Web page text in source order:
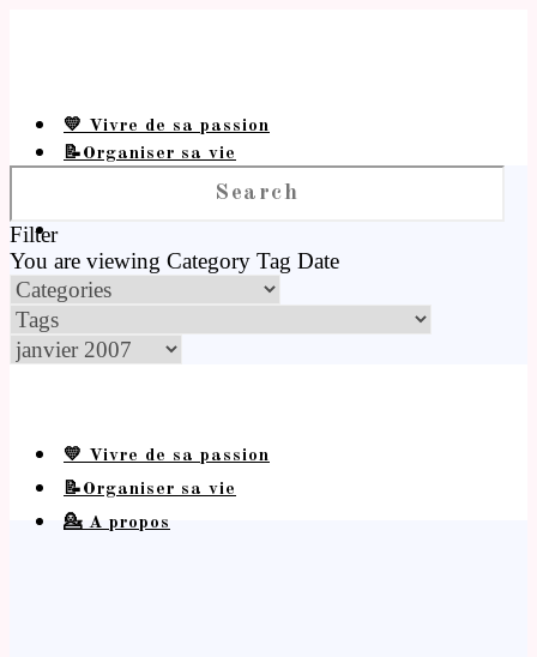
💛 Vivre de sa passion
📝Organiser sa vie
Filter
You are viewing Category Tag Date
💛 Vivre de sa passion
📝Organiser sa vie
💁 A propos